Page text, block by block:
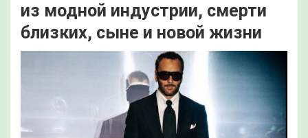
из модной индустрии, смерти
близких, сыне и новой жизни